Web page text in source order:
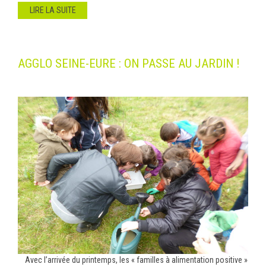
LIRE LA SUITE
AGGLO SEINE-EURE : ON PASSE AU JARDIN !
Avec l’arrivée du printemps, les « familles à alimentation positive »